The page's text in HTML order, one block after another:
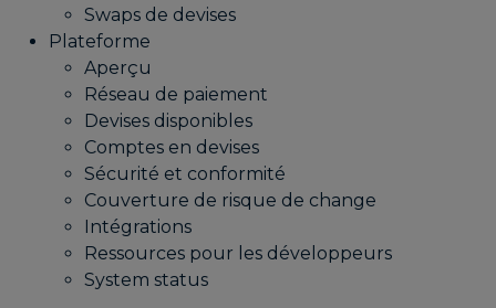
Swaps de devises
Plateforme
Aperçu
Réseau de paiement
Devises disponibles
Comptes en devises
Sécurité et conformité
Couverture de risque de change
Intégrations
Ressources pour les développeurs
System status